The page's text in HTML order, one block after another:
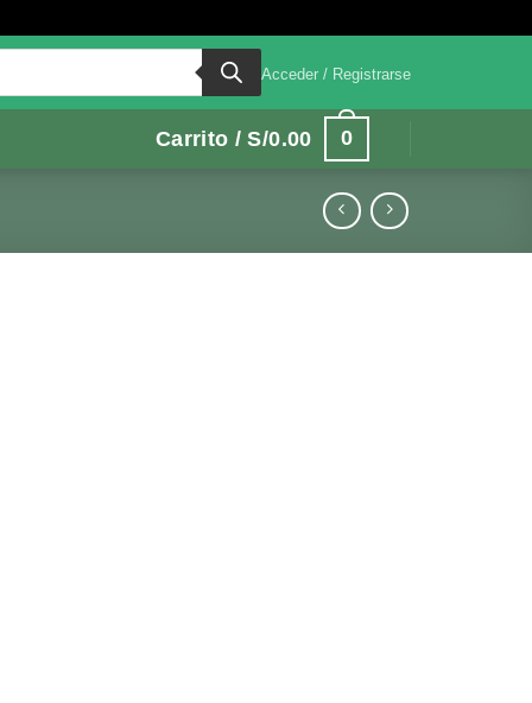
Acceder / Registrarse
Carrito /S/0.00 0